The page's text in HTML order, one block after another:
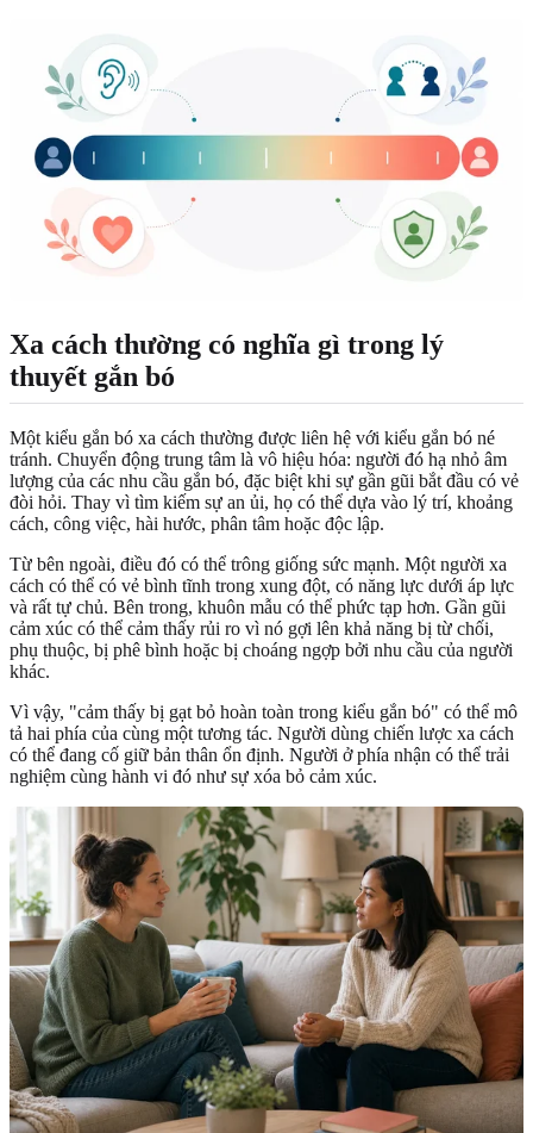
Xa cách thường có nghĩa gì trong lý
thuyết gắn bó
Một kiểu gắn bó xa cách thường được liên hệ với kiểu gắn bó né
tránh. Chuyển động trung tâm là vô hiệu hóa: người đó hạ nhỏ âm
lượng của các nhu cầu gắn bó, đặc biệt khi sự gần gũi bắt đầu có vẻ
đòi hỏi. Thay vì tìm kiếm sự an ủi, họ có thể dựa vào lý trí, khoảng
cách, công việc, hài hước, phân tâm hoặc độc lập.
Từ bên ngoài, điều đó có thể trông giống sức mạnh. Một người xa
cách có thể có vẻ bình tĩnh trong xung đột, có năng lực dưới áp lực
và rất tự chủ. Bên trong, khuôn mẫu có thể phức tạp hơn. Gần gũi
cảm xúc có thể cảm thấy rủi ro vì nó gợi lên khả năng bị từ chối,
phụ thuộc, bị phê bình hoặc bị choáng ngợp bởi nhu cầu của người
khác.
Vì vậy, "cảm thấy bị gạt bỏ hoàn toàn trong kiểu gắn bó" có thể mô
tả hai phía của cùng một tương tác. Người dùng chiến lược xa cách
có thể đang cố giữ bản thân ổn định. Người ở phía nhận có thể trải
nghiệm cùng hành vi đó như sự xóa bỏ cảm xúc.